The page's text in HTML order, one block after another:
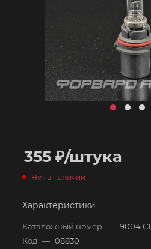
355 ₽/штука
Нет в наличии
Характеристики
Каталожный номер — 9004 C1
Код — 08830